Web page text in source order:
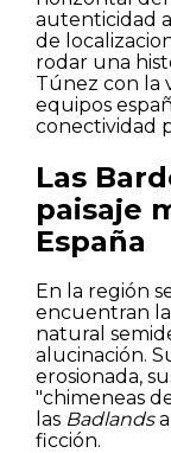
autenticidad
de
rodar una
Túnez con la
equipos
conectividad
Las
paisaje
España
En la región
encuentran
natural
alucinación.
erosionada,
"chimeneas
las Badlands
ficción.